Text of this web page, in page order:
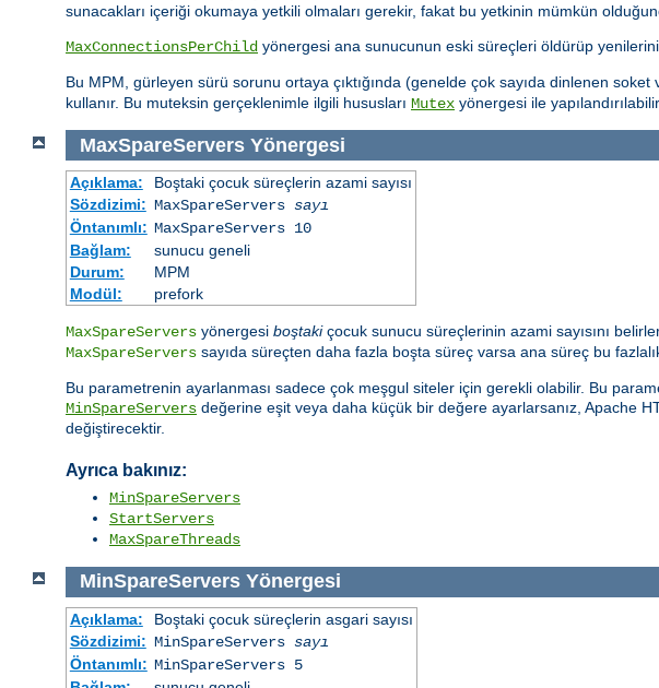
sunacakları içeriği okumaya yetkili olmaları gerekir, fakat bu yetkinin mümkün olduğunca
MaxConnectionsPerChild yönergesi ana sunucunun eski süreçleri öldürüp yenilerini
Bu MPM, gürleyen sürü sorunu ortaya çıktığında (genelde çok sayıda dinlenen
kullanır. Bu muteksin gerçeklenimle ilgili hususları Mutex yönergesi ile
MaxSpareServers Yönergesi
Açıklama:
Boştaki çocuk süreçlerin azami sayısı
Sözdizimi: MaxSpareServers sayı
Öntanımlı: MaxSpareServers 10
Bağlam:
sunucu geneli
Durum:
MPM
Modül:
prefork
MaxSpareServers yönergesi boştakiçocuk sunucu süreçlerinin azami sayısını
MaxSpareServers sayıda süreçten daha fazla boşta süreç varsa ana süreç bu
Bu parametrenin ayarlanması sadece çok meşgul siteler için gerekli olabilir. Bu
MinSpareServers değerine eşit veya daha küçük bir değere ayarlarsanız, Apache
değiştirecektir.
Ayrıca bakınız:
MinSpareServers
StartServers
MaxSpareThreads
MinSpareServers Yönergesi
Açıklama:
Boştaki çocuk süreçlerin asgari sayısı
Sözdizimi: MinSpareServers sayı
Öntanımlı: MinSpareServers 5